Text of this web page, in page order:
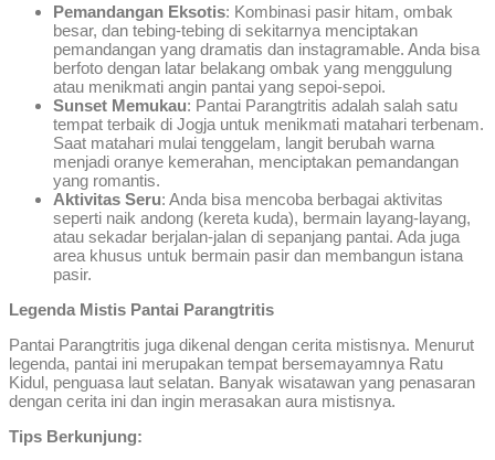
Pemandangan Eksotis: Kombinasi pasir hitam, ombak
besar, dan tebing-tebing di sekitarnya menciptakan
pemandangan yang dramatis dan instagramable. Anda bisa
berfoto dengan latar belakang ombak yang menggulung
atau menikmati angin pantai yang sepoi-sepoi.
Sunset Memukau: Pantai Parangtritis adalah salah satu
tempat terbaik di Jogja untuk menikmati matahari terbenam.
Saat matahari mulai tenggelam, langit berubah warna
menjadi oranye kemerahan, menciptakan pemandangan
yang romantis.
Aktivitas Seru: Anda bisa mencoba berbagai aktivitas
seperti naik andong (kereta kuda), bermain layang-layang,
atau sekadar berjalan-jalan di sepanjang pantai. Ada juga
area khusus untuk bermain pasir dan membangun istana
pasir.
Legenda Mistis Pantai Parangtritis
Pantai Parangtritis juga dikenal dengan cerita mistisnya. Menurut
legenda, pantai ini merupakan tempat bersemayamnya Ratu
Kidul, penguasa laut selatan. Banyak wisatawan yang penasaran
dengan cerita ini dan ingin merasakan aura mistisnya.
Tips Berkunjung: